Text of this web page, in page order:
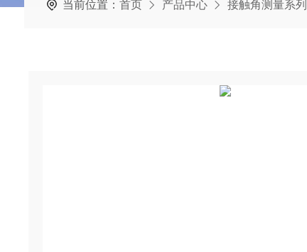
当前位置： 首页 产品中心 接触角测量系列